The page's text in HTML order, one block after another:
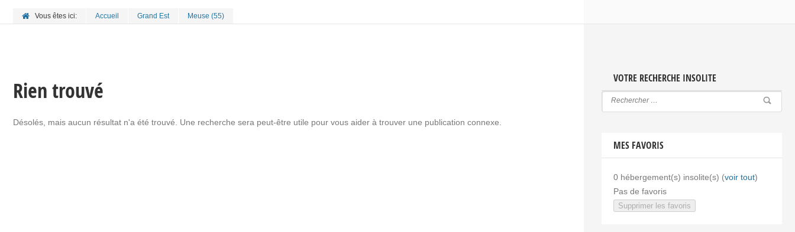
Vous êtes ici: Accueil Grand Est Meuse (55)
Rien trouvé
Désolés, mais aucun résultat n'a été trouvé. Une recherche sera peut-être utile pour vous aider à trouver une publication connexe.
VOTRE RECHERCHE INSOLITE
MES FAVORIS
0hébergement(s) insolite(s) (voir tout)
Pas de favoris
Supprimer les favoris